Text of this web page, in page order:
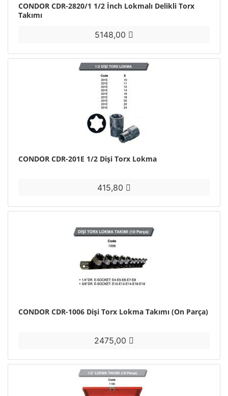
CONDOR CDR-2820/1 1/2 İnch Lokmalı Delikli Torx
Takımı
5148,00
CONDOR CDR-201E 1/2 Dişi Torx Lokma
415,80
CONDOR CDR-1006 Dişi Torx Lokma Takımı (On Parça)
2475,00